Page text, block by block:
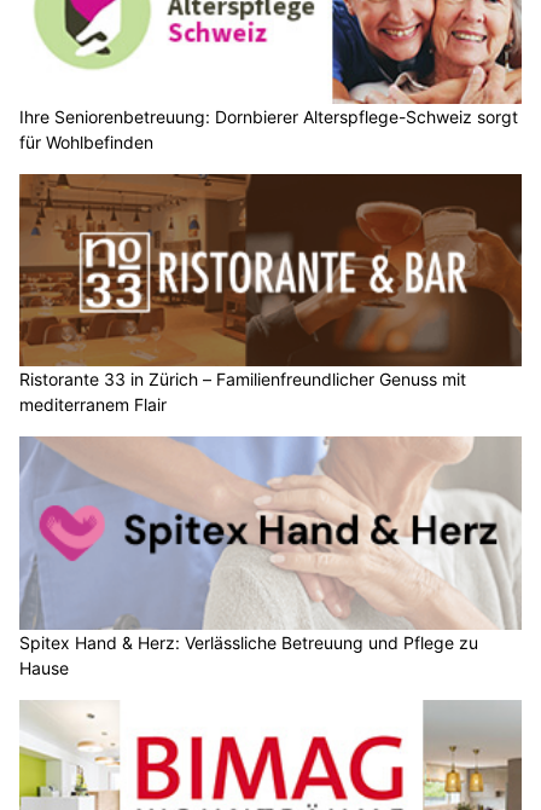
Ihre Seniorenbetreuung: Dornbierer Alterspflege-Schweiz sorgt
für Wohlbefinden
Ristorante 33 in Zürich – Familienfreundlicher Genuss mit
mediterranem Flair
Spitex Hand & Herz: Verlässliche Betreuung und Pflege zu
Hause